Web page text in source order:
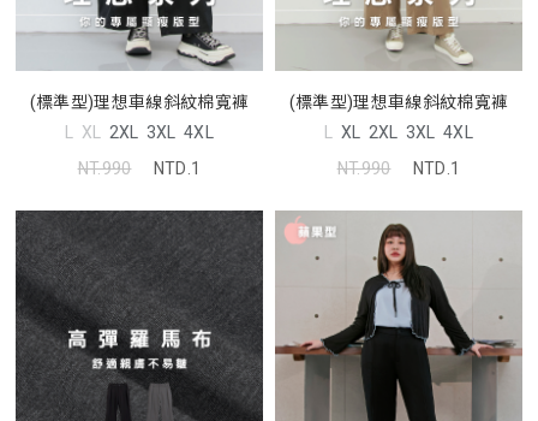
(標準型)理想車線斜紋棉寬褲
L XL 2XL 3XL 4XL
NT.990
NTD.1
(標準型)理想車線斜紋棉寬褲
L XL 2XL 3XL 4XL
NT.990
NTD.1